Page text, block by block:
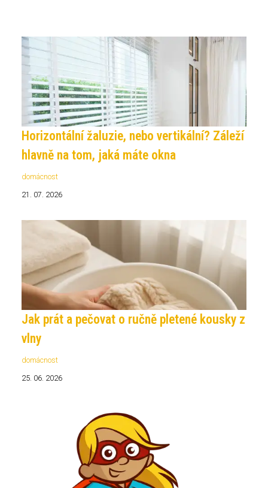
Horizontální žaluzie, nebo vertikální? Záleží
hlavně na tom, jaká máte okna
domácnost
21. 07. 2026
Jak prát a pečovat o ručně pletené kousky z
vlny
domácnost
25. 06. 2026